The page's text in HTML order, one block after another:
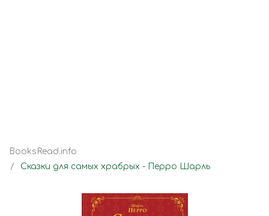
BooksRead.info
Сказки для самых храбрых - Перро Шарль